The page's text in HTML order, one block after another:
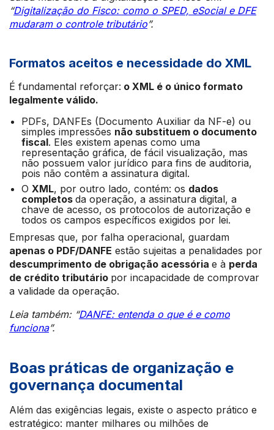
“Digitalização do Fisco: como o SPED, eSocial e DFE
mudaram o controle tributário”.
Formatos aceitos e necessidade do XML
É fundamental reforçar: o XML é o único formato
legalmente válido.
PDFs, DANFEs (Documento Auxiliar da NF-e) ou
simples impressões não substituem o documento
fiscal. Eles existem apenas como uma
representação gráfica, de fácil visualização, mas
não possuem valor jurídico para fins de auditoria,
pois não contêm a assinatura digital.
O XML, por outro lado, contém: os dados
completos da operação, a assinatura digital, a
chave de acesso, os protocolos de autorização e
todos os campos específicos exigidos por lei.
Empresas que, por falha operacional, guardam
apenas o PDF/DANFE estão sujeitas a penalidades por
descumprimento de obrigação acessória e à perda
de crédito tributário por incapacidade de comprovar
a validade da operação.
Leia também: “DANFE: entenda o que é e como
funciona”.
Boas práticas de organização e
governança documental
Além das exigências legais, existe o aspecto prático e
estratégico: manter milhares ou milhões de